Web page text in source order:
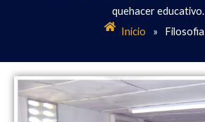
quehacer educativo.
Inicio
» Filosofia